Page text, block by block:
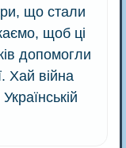
що стали
щоб ці
допомогли
Хай війна